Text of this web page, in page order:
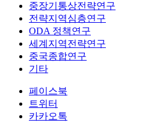
중장기통상전략연구
전략지역심층연구
ODA 정책연구
세계지역전략연구
중국종합연구
기타
페이스북
트위터
카카오톡